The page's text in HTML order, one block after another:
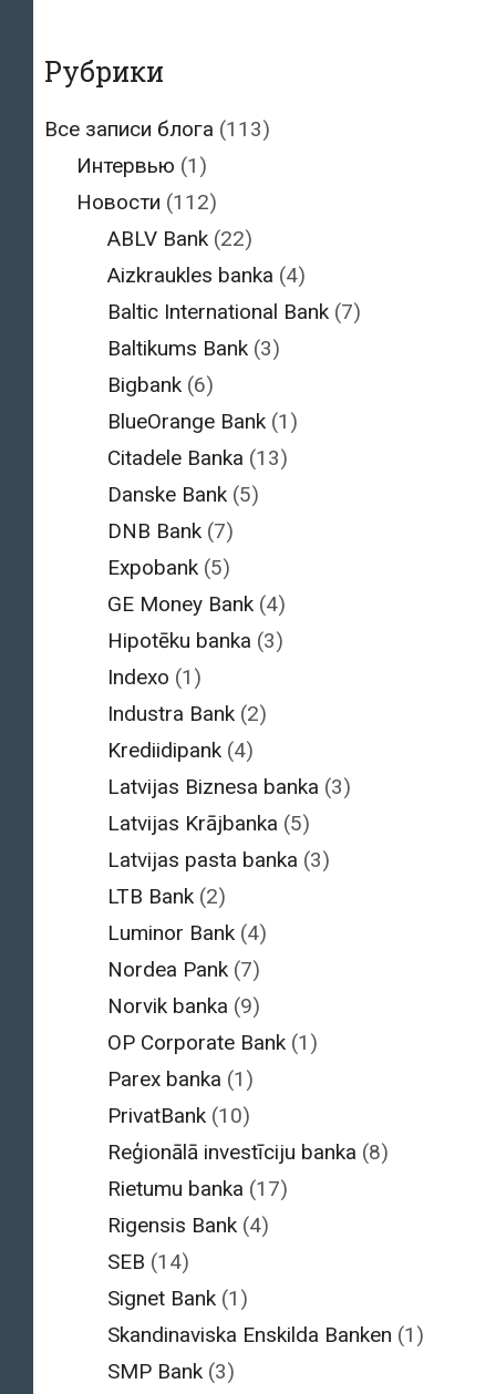
Рубрики
Все записи блога (113)
Интервью (1)
Новости (112)
ABLV Bank (22)
Aizkraukles banka (4)
Baltic International Bank (7)
Baltikums Bank (3)
Bigbank (6)
BlueOrange Bank (1)
Citadele Banka (13)
Danske Bank (5)
DNB Bank (7)
Expobank (5)
GE Money Bank (4)
Hipotēku banka (3)
Indexo (1)
Industra Bank (2)
Krediidipank (4)
Latvijas Biznesa banka (3)
Latvijas Krājbanka (5)
Latvijas pasta banka (3)
LTB Bank (2)
Luminor Bank (4)
Nordea Pank (7)
Norvik banka (9)
OP Corporate Bank (1)
Parex banka (1)
PrivatBank (10)
Reģionālā investīciju banka (8)
Rietumu banka (17)
Rigensis Bank (4)
SEB (14)
Signet Bank (1)
Skandinaviska Enskilda Banken (1)
SMP Bank (3)